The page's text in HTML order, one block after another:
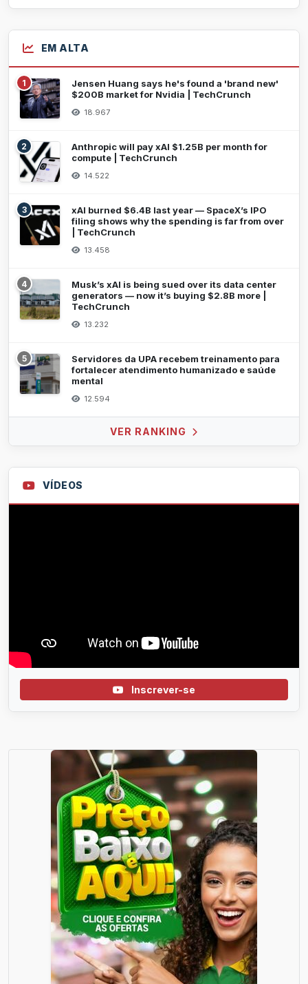
EM ALTA
1
Jensen Huang says he's found a 'brand new'
$200B market for Nvidia | TechCrunch
18.967
2
Anthropic will pay xAI $1.25B per month for
compute | TechCrunch
14.522
3
xAI burned $6.4B last year — SpaceX’s IPO
filing shows why the spending is far from over
| TechCrunch
13.458
4
Musk’s xAI is being sued over its data center
generators — now it’s buying $2.8B more |
TechCrunch
13.232
5
Servidores da UPA recebem treinamento para
fortalecer atendimento humanizado e saúde
mental
12.594
VER RANKING
VÍDEOS
Inscrever-se